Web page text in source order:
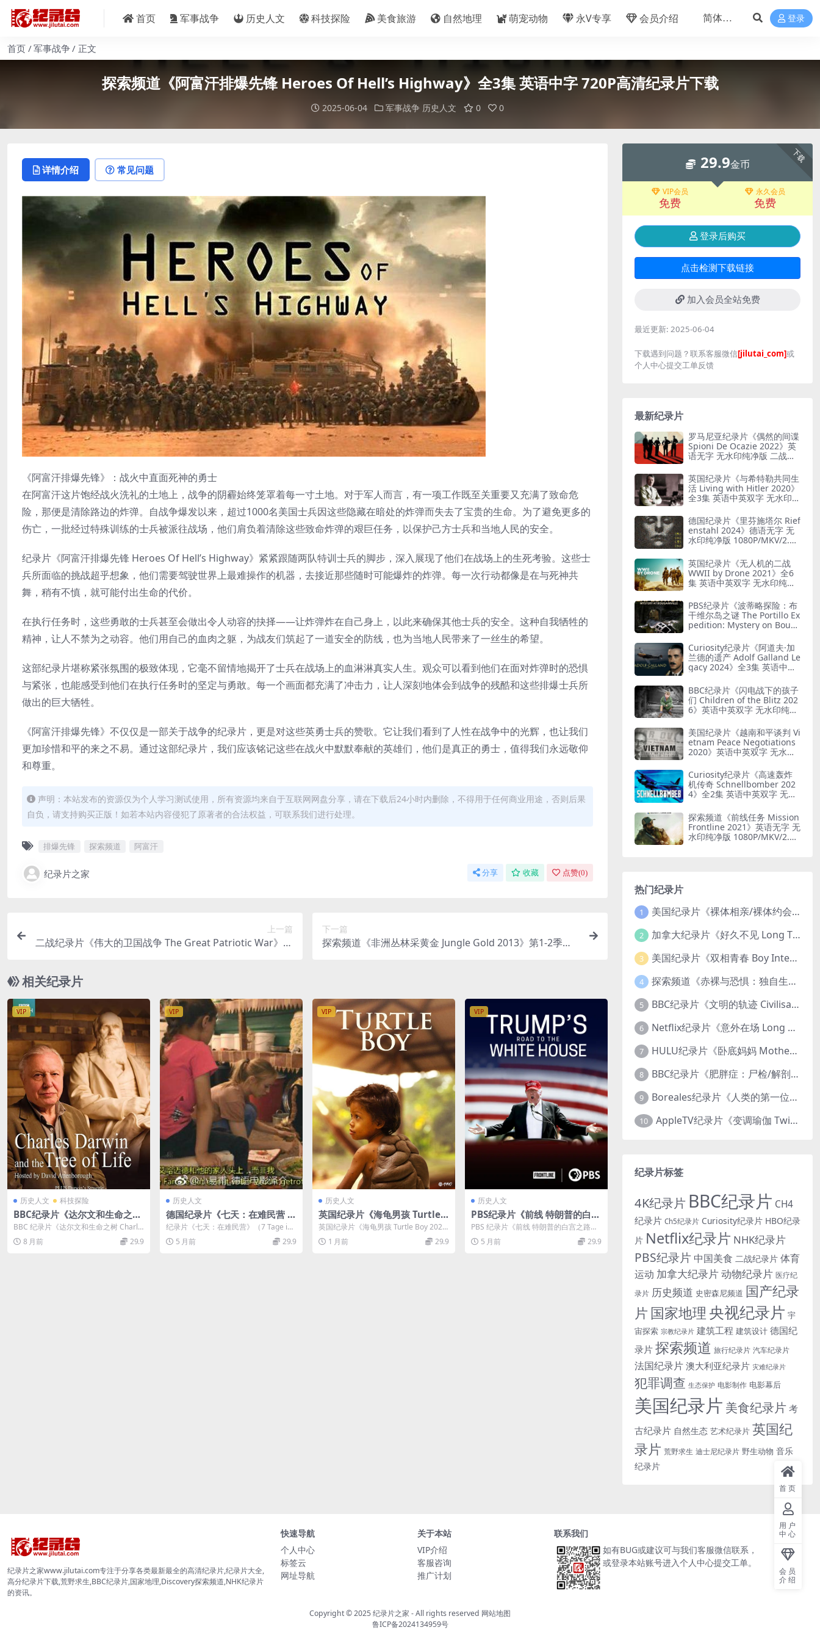
首页 军事战争 历史人文 科技探险 美食旅游 自然地理 萌宠动物 永V专享 会员介绍 登录
首页 军事战争 正文
探索频道《阿富汗排爆先锋 Heroes Of Hell’s Highway》全3集 英语中字 720P高清纪录片下载
2025-06-04 军事战争 历史人文 0 0
详情介绍 常见问题
《阿富汗排爆先锋》：战火中直面死神的勇士
在阿富汗这片饱经战火洗礼的土地上，战争的阴霾始终笼罩着每一寸土地。对于军人而言，有一项工作既至关重要又充满了致命危
险，那便是清除路边的炸弹。自战争爆发以来，超过1000名美国士兵因这些隐藏在暗处的炸弹而失去了宝贵的生命。为了避免更多的
伤亡，一批经过特殊训练的士兵被派往战场，他们肩负着清除这些致命炸弹的艰巨任务，以保护己方士兵和当地人民的安全。
纪录片《阿富汗排爆先锋 Heroes Of Hell’s Highway》紧紧跟随两队特训士兵的脚步，深入展现了他们在战场上的生死考验。这些士
兵所面临的挑战超乎想象，他们需要驾驶世界上最难操作的机器，去接近那些随时可能爆炸的炸弹。每一次行动都像是在与死神共
舞，稍有不慎，就可能付出生命的代价。
在执行任务时，这些勇敢的士兵甚至会做出令人动容的抉择——让炸弹炸在自己身上，以此来确保其他士兵的安全。这种自我牺牲的
精神，让人不禁为之动容。他们用自己的血肉之躯，为战友们筑起了一道安全的防线，也为当地人民带来了一丝生的希望。
这部纪录片堪称紧张氛围的极致体现，它毫不留情地揭开了士兵在战场上的血淋淋真实人生。观众可以看到他们在面对炸弹时的恐惧
与紧张，也能感受到他们在执行任务时的坚定与勇敢。每一个画面都充满了冲击力，让人深刻地体会到战争的残酷和这些排爆士兵所
做出的巨大牺牲。
《阿富汗排爆先锋》不仅仅是一部关于战争的纪录片，更是对这些英勇士兵的赞歌。它让我们看到了人性在战争中的光辉，也让我们
更加珍惜和平的来之不易。通过这部纪录片，我们应该铭记这些在战火中默默奉献的英雄们，他们是真正的勇士，值得我们永远敬仰
和尊重。
声明：本站发布的资源仅为个人学习测试使用，所有资源均来自于互联网网盘分享，请在下载后24小时内删除，不得用于任何商业用途，否则后果
自负，请支持购买正版！如若本站内容侵犯了原著者的合法权益，可联系我们进行处理。
排爆先锋 探索频道 阿富汗
纪录片之家 分享 收藏 点赞(0)
上一篇
二战纪录片《伟大的卫国战争 The Great Patriotic War》全
下一篇
探索频道《非洲丛林采黄金 Jungle Gold 2013》第1-2季全1
相关纪录片
VIP
历史人文 科技探险
BBC纪录片《达尔文和生命之树
Charles Darwin and the Tre
e of Life》英语中字 720P/MK
V/1.45G 进化论纪录片
BBC 纪录片《达尔文和生命之树 Charle
s Darwin and the ...
8 月前 29.9
VIP
历史人文
德国纪录片《七天：在难民营 7
Tage im Flüchtlingslager 20
15》德语内嵌中德字 MP4/760
MB 叙利亚难民
纪录片《七天：在难民营》（7 Tage im
Flüchtlingslager）...
5 月前 29.9
VIP
历史人文
英国纪录片《海龟男孩 Turtle B
oy 2023》英语中英双字 无水印
纯净版 1080P/MKV/1.92G 罕
见疾病
英国纪录片《海龟男孩 Turtle Boy 202
3》介绍 2023年英国真实人...
1 月前 29.9
VIP
历史人文
PBS纪录片《前线 特朗普的白宫
之路 Trump’s Road to the W
hite House 2017》英语中字 7
20P高清 特朗普纪录片下载
PBS 纪录片《前线 特朗普的白宫之路》
720P 高清深度解析 PBS《前线》栏...
5 月前 29.9
下载
29.9金币
VIP会员
免费
永久会员
免费
登录后购买
点击检测下载链接
加入会员全站免费
最近更新: 2025-06-04
下载遇到问题？联系客服微信[jilutai_com]或
个人中心提交工单反馈
最新纪录片
罗马尼亚纪录片《偶然的间谍
Spioni De Ocazie 2022》英
语无字 无水印纯净版 二战谍
英国纪录片《与希特勒共同生
活 Living with Hitler 2020》
全3集 英语中英双字 无水印纯
勒共存
德国纪录片《里芬施塔尔 Rief
enstahl 2024》德语无字 无
水印纯净版 1080P/MKV/2.12
英国纪录片《无人机的二战
WWII by Drone 2021》全6
集 英语中英双字 无水印纯净
人机
PBS纪录片《波蒂略探险：布
干维尔岛之谜 The Portillo Ex
pedition: Mystery on Boug
中英双字 无水印纯净版 1080
P/MKV/5.18G 山本五十六死
因
Curiosity纪录片《阿道夫·加
兰德的遗产 Adolf Galland Le
gacy 2024》全3集 英语中英
KV/5.14G 王牌飞行员
BBC纪录片《闪电战下的孩子
们 Children of the Blitz 202
6》英语中英双字 无水印纯净
的儿童
美国纪录片《越南和平谈判 Vi
etnam Peace Negotiations
2020》英语中英双字 无水印
南和平协议
Curiosity纪录片《高速轰炸
机传奇 Schnellbomber 202
4》全2集 英语中英双字 无水
闪电轰炸机
探索频道《前线任务 Mission
Frontline 2021》英语无字 无
水印纯净版 1080P/MKV/2.51
热门纪录片
1 美国纪录片《裸体相亲/裸体约会 Dating Naked 2014-2016》第1-3季全33集 英语中英双字 无水印纯净版 1080P/MKV/85.6G 裸体相亲真人秀
2 加拿大纪录片《好久不见 Long Time Comin 1993》英语中英双字 官方纯净版 1080P/MKV/1G 女同性艺术家
3 美国纪录片《双相青春 Boy Interrupted 2009》英语中英双字 官方纯净版 1080P/MKV/1.43G 青少年躁郁症
4 探索频道《赤裸与恐惧：独自生存/赤裸荒野求生 Naked and Afraid: Solo 2023》第一季全8集 英语中英双字 官方纯净版 高码1080P/MKV/45.4G
5 BBC纪录片《文明的轨迹 Civilisations 1969》全13集 英语中英双字 高清收藏版 1080P/MKV/64.1G 西方艺术史话
6 Netflix纪录片《意外在场 Long Shot 2017》英语中字 720P/NKV/1.06GB 美国谋杀误判案件
7 HULU纪录片《卧底妈妈 Mother Undercover 2023》全4集 英语中英双字 官方纯净版 1080P/MKV/7.6G 拯救孩子
8 BBC纪录片《肥胖症：尸检/解剖肥胖 Obesity: The Post Mortem 2016》英语中英双字 无水印纯净版 1080P/MKV/1.03G
9 Boreales纪录片《人类的第一位动物朋友：人类和狗的神奇故事 Man’s First Friend 2018》英语中英双字 1080P/MP4/1.8G 狗的神奇故事
10 AppleTV纪录片《变调瑜伽 Twisted Yoga 2026》全3集 英语中英双字 无水印纯净版 1080P/MKV/10G 瑜伽大师背后的真相
纪录片标签
4K纪录片 BBC纪录片 CH4
纪录片 Ch5纪录片 Curiosity纪录片 HBO纪录
片 Netflix纪录片 NHK纪录片
PBS纪录片 中国美食 二战纪录片 体育
运动 加拿大纪录片动物纪录片 医疗纪
录片 历史频道 史密森尼频道 国产纪录
片 国家地理 央视纪录片 宇
宙探索 宗教纪录片 建筑工程 建筑设计 德国纪
录片 探索频道 旅行纪录片 汽车纪录片
法国纪录片 澳大利亚纪录片 灾难纪录片
犯罪调查 生态保护 电影制作 电影幕后
美国纪录片 美食纪录片考
古纪录片 自然生态 艺术纪录片 英国纪
录片 荒野求生 迪士尼纪录片 野生动物 音乐
纪录片
纪录片之家www.jilutai.com专注于分享各类最新最全的高清纪录片,纪录片大全,
高分纪录片下载,荒野求生,BBC纪录片,国家地理,Discovery探索频道,NHK纪录片
的资讯。
快速导航
个人中心
标签云
网址导航
关于本站
VIP介绍
客服咨询
推广计划
联系我们
如有BUG或建议可与我们客服微信联系，
或登录本站账号进入个人中心提交工单。
Copyright © 2025纪录片之家 - All rights reserved 网站地图
鲁ICP备2024134959号
首页
用户
中心
会员
介绍